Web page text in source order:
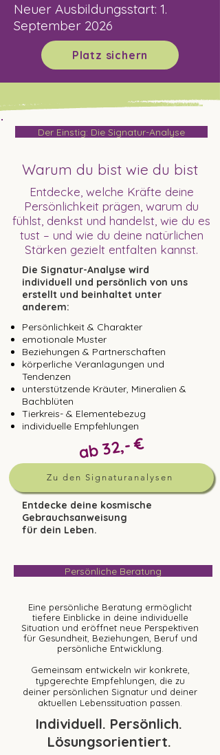
Neuer Ausbildungsstart: 1.
September 2026
Platz sichern
Der Einstig: Die Signatur-Analyse
Warum du bist wie du bist
Entdecke, welche Kräfte deine
Persönlichkeit prägen, warum du
fühlst, denkst und handelst, wie du es
tust – und wie du deine natürlichen
Stärken gezielt entfalten kannst.
Die Signatur-Analyse wird
individuell und persönlich von uns
erstellt und beinhaltet unter
anderem:​
Persönlichkeit & Charakter
emotionale Muster
Beziehungen & Partnerschaften
körperliche Veranlagungen und
Tendenzen
unterstützende Kräuter, Mineralien &
Bachblüten
Tierkreis- & Elementebezug
individuelle Empfehlungen
ab 32,- €
Zu den Signaturanalysen
Entdecke deine kosmische
Gebrauchsanweisung
für dein Leben.
Persönliche Beratung
Eine persönliche Beratung ermöglicht
tiefere Einblicke in deine individuelle
Situation und eröffnet neue Perspektiven
für Gesundheit, Beziehungen, Beruf und
persönliche Entwicklung.
Gemeinsam entwickeln wir konkrete,
typgerechte Empfehlungen, die zu
deiner persönlichen Signatur und deiner
aktuellen Lebenssituation passen.
Individuell. Persönlich.
Lösungsorientiert.